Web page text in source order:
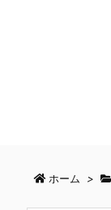
ホーム >